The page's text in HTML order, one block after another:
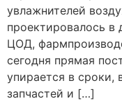
увлажнителей
проектировалось в
ЦОД,
сегодня прямая
упирается в сроки,
запчастей и […]